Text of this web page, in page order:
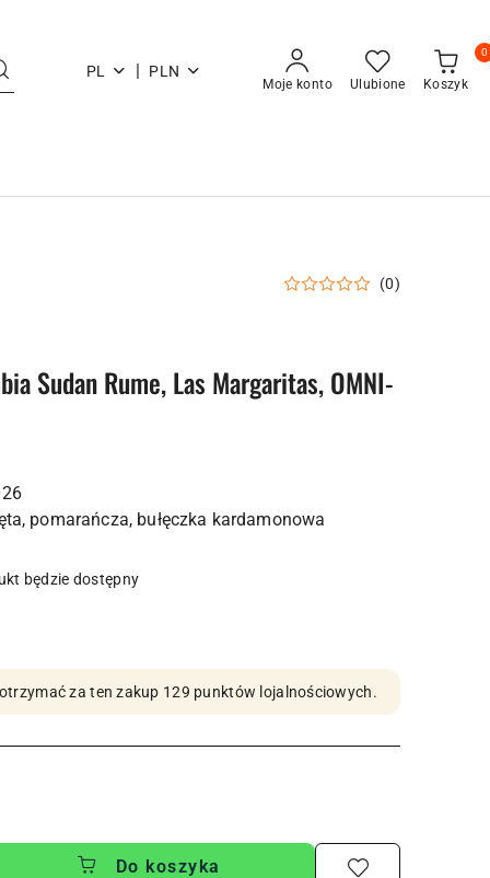
PL | PLN
Moje konto Ulubione Koszyk
0
(0)
Sudan Rume, Las Margaritas, OMNI-
będzie dostępny
za ten zakup 129 punktów lojalnościowych.
Do koszyka